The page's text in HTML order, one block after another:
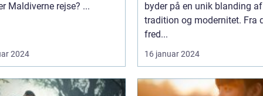
Hvad er Maldiverne rejse? ...
2024
byder på en unik blanding af
tradition og modernitet. Fra
fred...
16 januar 2024